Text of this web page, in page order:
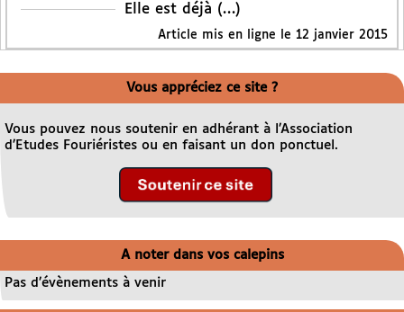
Elle est déjà (…)
Article mis en ligne le 12 janvier 2015
Vous appréciez ce site ?
Vous pouvez nous soutenir en adhérant à l’Association
d’Etudes Fouriéristes ou en faisant un don ponctuel.
A noter dans vos calepins
Pas d’évènements à venir